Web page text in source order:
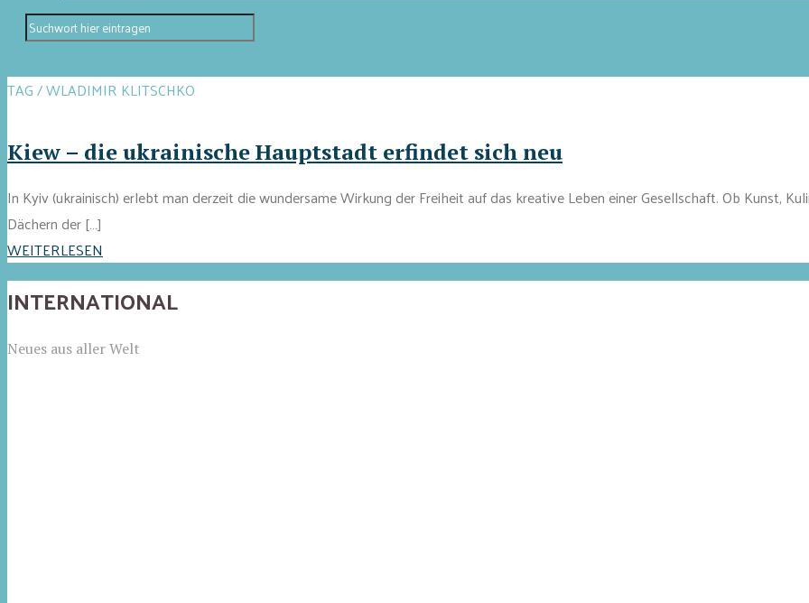
TAG / WLADIMIR KLITSCHKO
Kiew – die ukrainische Hauptstadt erfindet sich neu
In Kyiv (ukrainisch) erlebt man derzeit die wundersame Wirkung der Freiheit auf das kreative Leben einer Gesellschaft. Ob Kunst,
Dächern der […]
WEITERLESEN
INTERNATIONAL
Neues aus aller Welt